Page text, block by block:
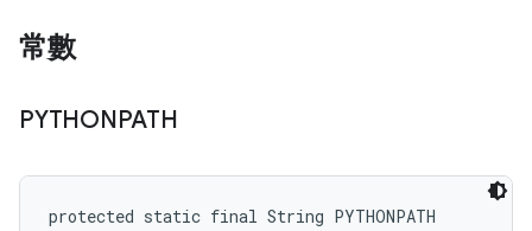
常數
PYTHONPATH
protected static final String PYTHONPATH